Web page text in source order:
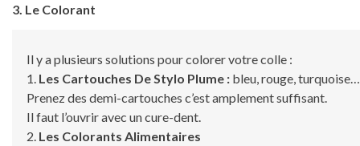
3. Le Colorant
Il y a plusieurs solutions pour colorer votre colle :
1. Les Cartouches De Stylo Plume : bleu, rouge, turquoise…
Prenez des demi-cartouches c’est amplement suffisant.
Il faut l’ouvrir avec un cure-dent.
2. Les Colorants Alimentaires